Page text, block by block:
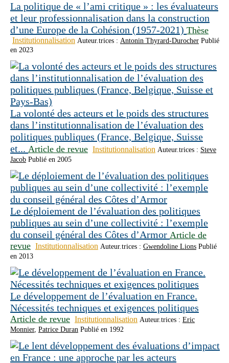
La politique de « l’ami critique » : les évaluateurs
et leur professionnalisation dans la construction
d’une Europe de la Cohésion (1957-2021) Thèse
Institutionnalisation Auteur.trices : Antonin Thyrard-Durocher Publié
en 2023
La volonté des acteurs et le poids des structures
dans l’institutionnalisation de l’évaluation des
politiques publiques (France, Belgique, Suisse
et... Article de revue Institutionnalisation Auteur.trices : Steve
Jacob Publié en 2005
Le déploiement de l’évaluation des politiques
publiques au sein d’une collectivité : l’exemple
du conseil général des Côtes d’Armor Article de
revue Institutionnalisation Auteur.trices : Gwendoline Lions Publié
en 2013
Le développement de l’évaluation en France.
Nécessités techniques et exigences politiques
Article de revue Institutionnalisation Auteur.trices : Eric
Monnier, Patrice Duran Publié en 1992